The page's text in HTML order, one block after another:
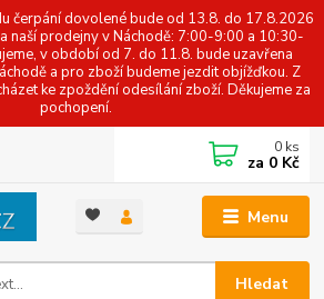
čerpání dovolené bude od 13.8. do 17.8.2026
naší prodejny v Náchodě: 7:00-9:00 a 10:30-
v období od 7. do 11.8. bude uzavřena
a pro zboží budeme jezdit objížďkou. Z
ke zpoždění odesílání zboží. Děkujeme za
pochopení.
Menu
Hledat
0 ks
za 0 Kč